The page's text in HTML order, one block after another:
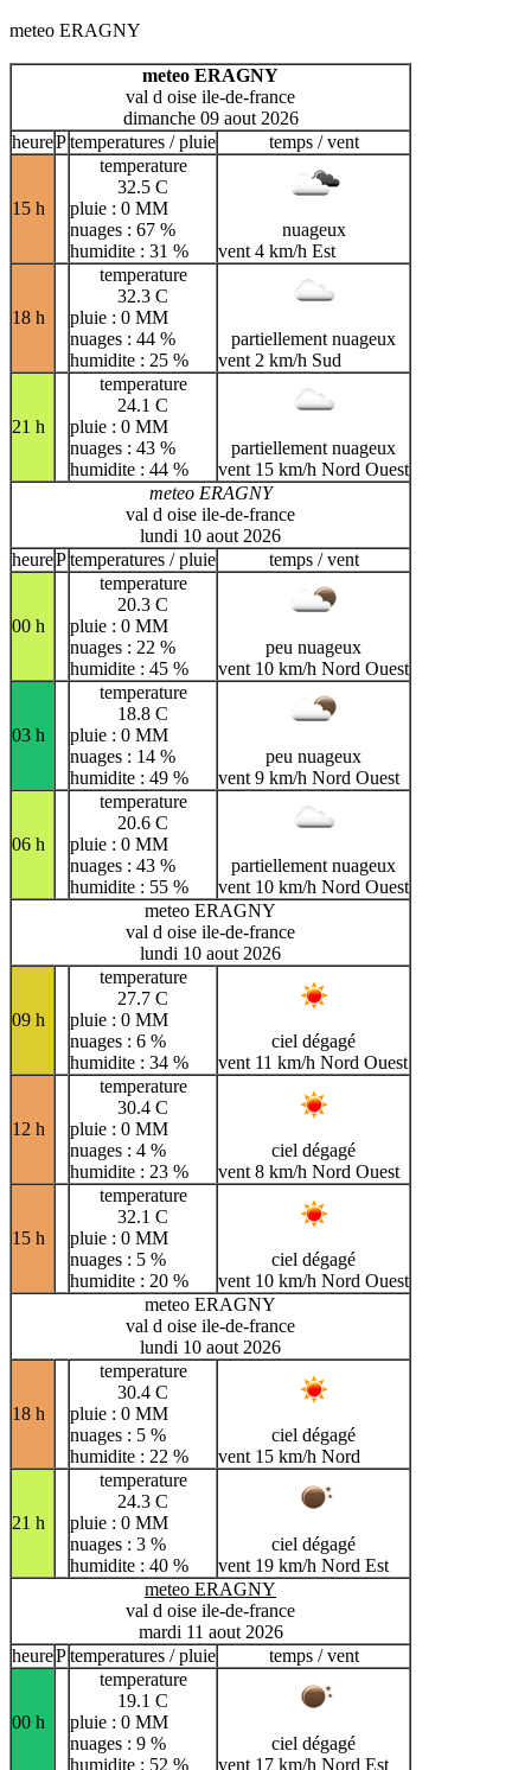
meteo ERAGNY
meteo ERAGNY
val d oise ile-de-france
dimanche 09 aout 2026
heurePtemperatures / pluie temps / vent
15 h
temperature
32.5 C
pluie : 0 MM
nuages : 67 %
humidite : 31 %
nuageux
vent 4 km/h Est
18 h
temperature
32.3 C
pluie : 0 MM
nuages : 44 %
humidite : 25 %
partiellement nuageux
vent 2 km/h Sud
21 h
temperature
24.1 C
pluie : 0 MM
nuages : 43 %
humidite : 44 %
partiellement nuageux
vent 15 km/h Nord Ouest
meteo ERAGNY
val d oise ile-de-france
lundi 10 aout 2026
heurePtemperatures / pluie temps / vent
00 h
temperature
20.3 C
pluie : 0 MM
nuages : 22 %
humidite : 45 %
peu nuageux
vent 10 km/h Nord Ouest
03 h
temperature
18.8 C
pluie : 0 MM
nuages : 14 %
humidite : 49 %
peu nuageux
vent 9 km/h Nord Ouest
06 h
temperature
20.6 C
pluie : 0 MM
nuages : 43 %
humidite : 55 %
partiellement nuageux
vent 10 km/h Nord Ouest
meteo ERAGNY
val d oise ile-de-france
lundi 10 aout 2026
09 h
temperature
27.7 C
pluie : 0 MM
nuages : 6 %
humidite : 34 %
ciel dégagé
vent 11 km/h Nord Ouest
12 h
temperature
30.4 C
pluie : 0 MM
nuages : 4 %
humidite : 23 %
ciel dégagé
vent 8 km/h Nord Ouest
15 h
temperature
32.1 C
pluie : 0 MM
nuages : 5 %
humidite : 20 %
ciel dégagé
vent 10 km/h Nord Ouest
meteo ERAGNY
val d oise ile-de-france
lundi 10 aout 2026
18 h
temperature
30.4 C
pluie : 0 MM
nuages : 5 %
humidite : 22 %
ciel dégagé
vent 15 km/h Nord
21 h
temperature
24.3 C
pluie : 0 MM
nuages : 3 %
humidite : 40 %
ciel dégagé
vent 19 km/h Nord Est
meteo ERAGNY
val d oise ile-de-france
mardi 11 aout 2026
heurePtemperatures / pluie temps / vent
00 h
temperature
19.1 C
pluie : 0 MM
nuages : 9 %
humidite : 52 %
ciel dégagé
vent 17 km/h Nord Est